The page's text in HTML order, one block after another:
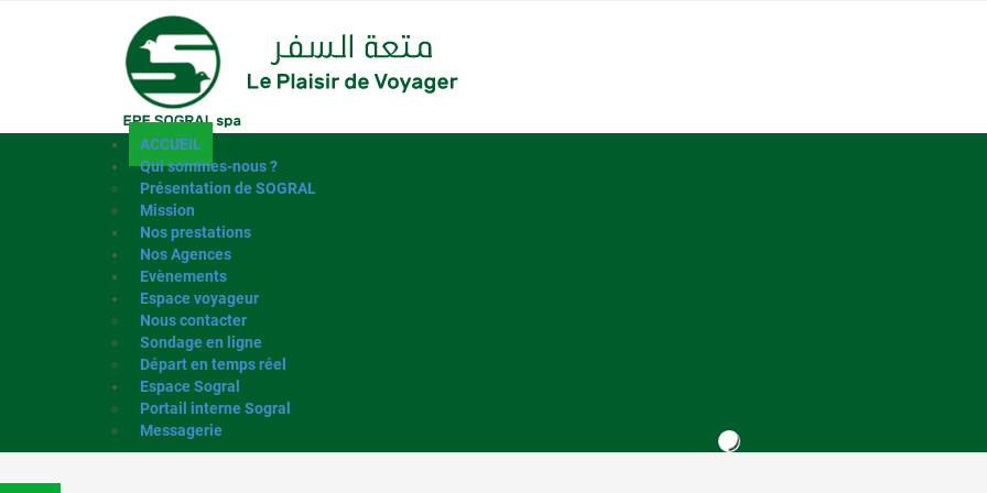
ACCUEIL
Qui sommes-nous ?
Présentation de SOGRAL
Mission
Nos prestations
Nos Agences
Evènements
Espace voyageur
Nous contacter
Sondage en ligne
Départ en temps réel
Espace Sogral
Portail interne Sogral
Messagerie